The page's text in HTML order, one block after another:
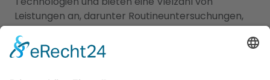
Leistungen an, darunter Routineuntersuchungen,
Augenlaserbehandlungen, Brillen- und
Kontaktlinsenanpassungen sowie die Behandlung
von Augenerkrankungen bei Erwachsenen. Für